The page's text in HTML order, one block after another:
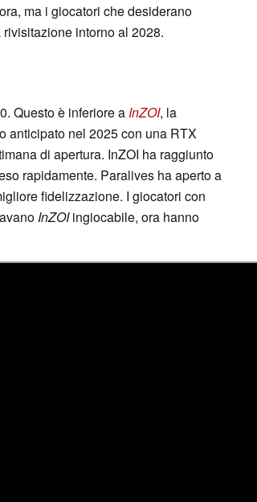
ma i giocatori che desiderano
intorno al 2028.
Questo è inferiore aInZOI, la
anticipato nel 2025 con una RTX
di apertura. InZOI ha raggiunto
rapidamente. Paralives ha aperto a
fidelizzazione. I giocatori con
InZOIingiocabile, ora hanno